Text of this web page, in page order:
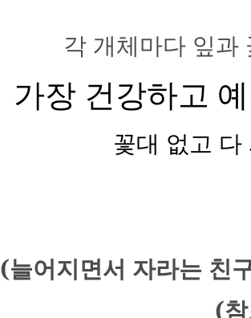
각 개체마다 잎과
가장 건강하고
꽃대 없고
(늘어지면서 자라는 친
(